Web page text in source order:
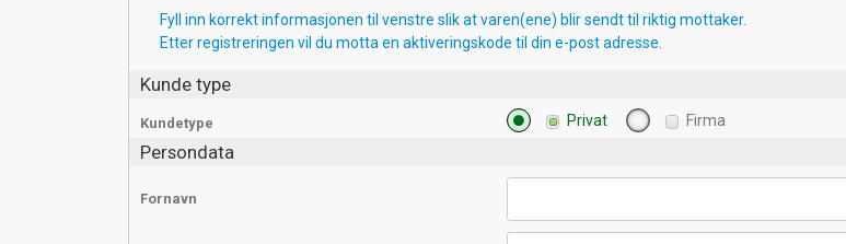
Fyll inn korrekt informasjonen til venstre slik at varen(ene) blir sendt til riktig mottaker.
Etter registreringen vil du motta en aktiveringskode til din e-post adresse.
Kunde type
Kundetype Privat Firma
Persondata
Fornavn